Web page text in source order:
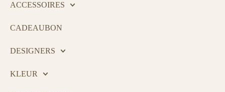
ACCESSOIRES
CADEAUBON
DESIGNERS
KLEUR